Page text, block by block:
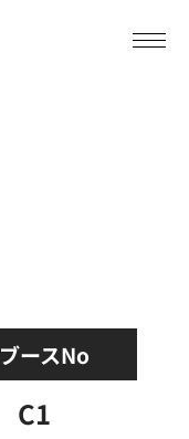
ブースNo
C1